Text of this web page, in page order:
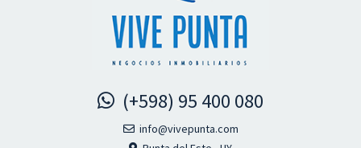
(+598) 95 400 080
info@vivepunta.com